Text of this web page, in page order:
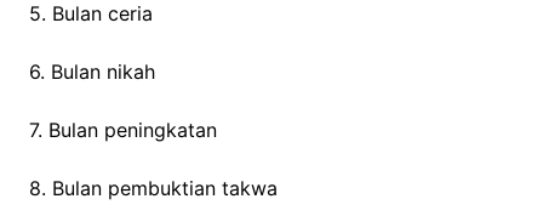
5. Bulan ceria
6. Bulan nikah
7. Bulan peningkatan
8. Bulan pembuktian takwa